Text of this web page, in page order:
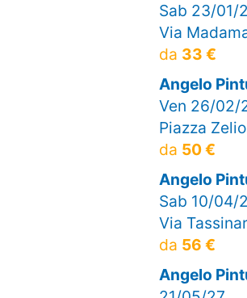
Sab 23/01/
Via
da 33 €
Angelo
Ven 26/02/
Piazza
da 50 €
Angelo
Sab 10/04/
Via
da 56 €
Angelo